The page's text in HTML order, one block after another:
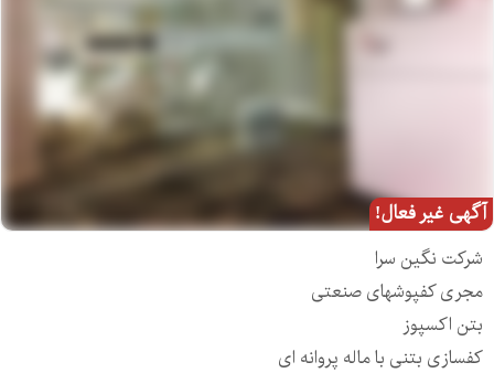
آگهی غیر فعال!
شرکت نگین سرا
مجری کفپوشهای صنعتی
بتن اکسپوز
کفسازی بتنی با ماله پروانه ای